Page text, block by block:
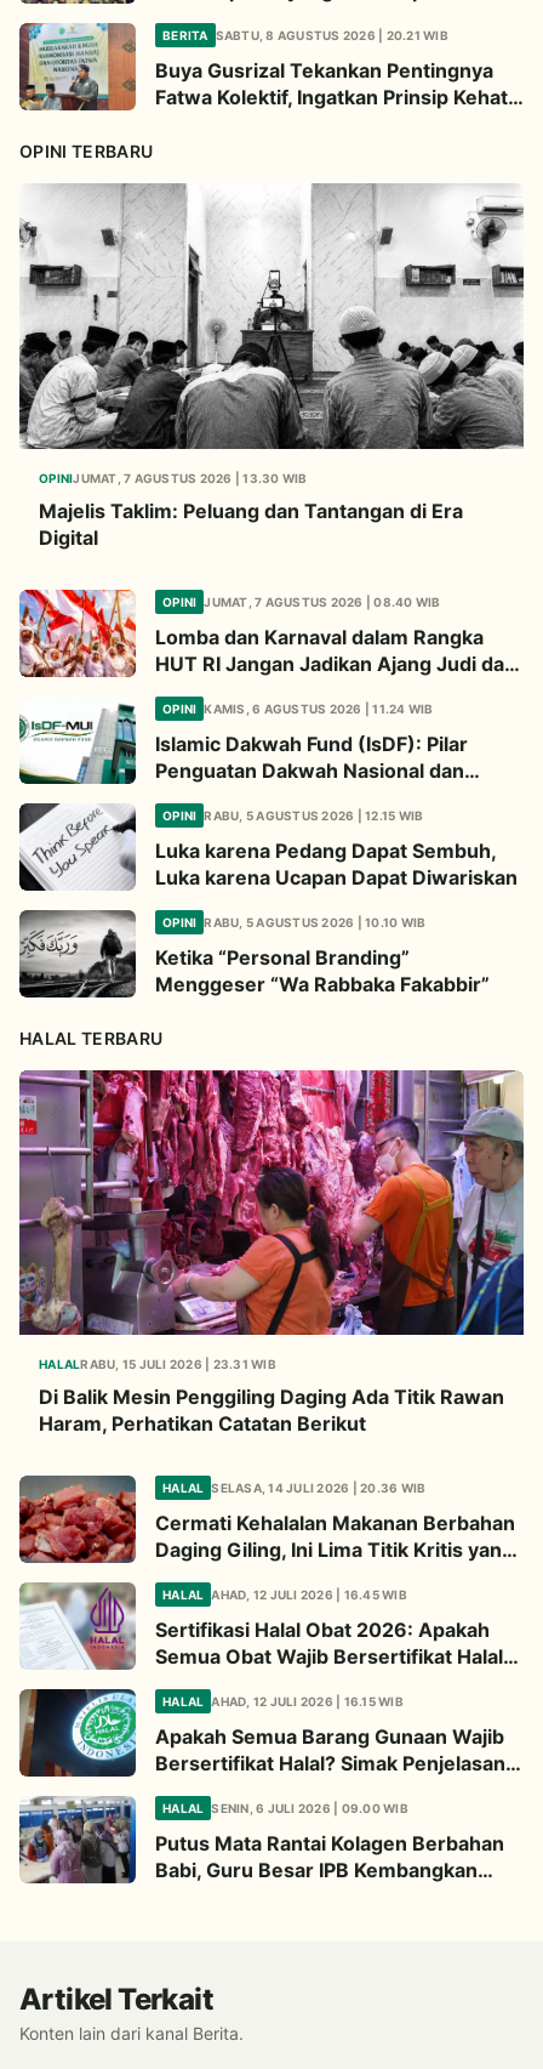
BERITA SABTU, 8 AGUSTUS 2026 | 20.21 WIB
Buya Gusrizal Tekankan Pentingnya
Fatwa Kolektif, Ingatkan Prinsip Kehati-
OPINI TERBARU
OPINIJUMAT, 7 AGUSTUS 2026 | 13.30 WIB
Majelis Taklim: Peluang dan Tantangan di Era
Digital
OPINI JUMAT, 7 AGUSTUS 2026 | 08.40 WIB
Lomba dan Karnaval dalam Rangka
HUT RI Jangan Jadikan Ajang Judi dan
OPINI KAMIS, 6 AGUSTUS 2026 | 11.24 WIB
Islamic Dakwah Fund (IsDF): Pilar
Penguatan Dakwah Nasional dan
OPINI RABU, 5 AGUSTUS 2026 | 12.15 WIB
Luka karena Pedang Dapat Sembuh,
Luka karena Ucapan Dapat Diwariskan
OPINI RABU, 5 AGUSTUS 2026 | 10.10 WIB
Ketika “Personal Branding”
Menggeser “Wa Rabbaka Fakabbir”
HALAL TERBARU
HALALRABU, 15 JULI 2026 | 23.31 WIB
Di Balik Mesin Penggiling Daging Ada Titik Rawan
Haram, Perhatikan Catatan Berikut
HALAL SELASA, 14 JULI 2026 | 20.36 WIB
Cermati Kehalalan Makanan Berbahan
Daging Giling, Ini Lima Titik Kritis yang
Wajib Diperhatikan
HALAL AHAD, 12 JULI 2026 | 16.45 WIB
Sertifikasi Halal Obat 2026: Apakah
Semua Obat Wajib Bersertifikat Halal?
Begini Penjelasannya
HALAL AHAD, 12 JULI 2026 | 16.15 WIB
Apakah Semua Barang Gunaan Wajib
Bersertifikat Halal? Simak Penjelasan
Ini
HALAL SENIN, 6 JULI 2026 | 09.00 WIB
Putus Mata Rantai Kolagen Berbahan
Babi, Guru Besar IPB Kembangkan
Artikel Terkait
Konten lain dari kanal Berita.